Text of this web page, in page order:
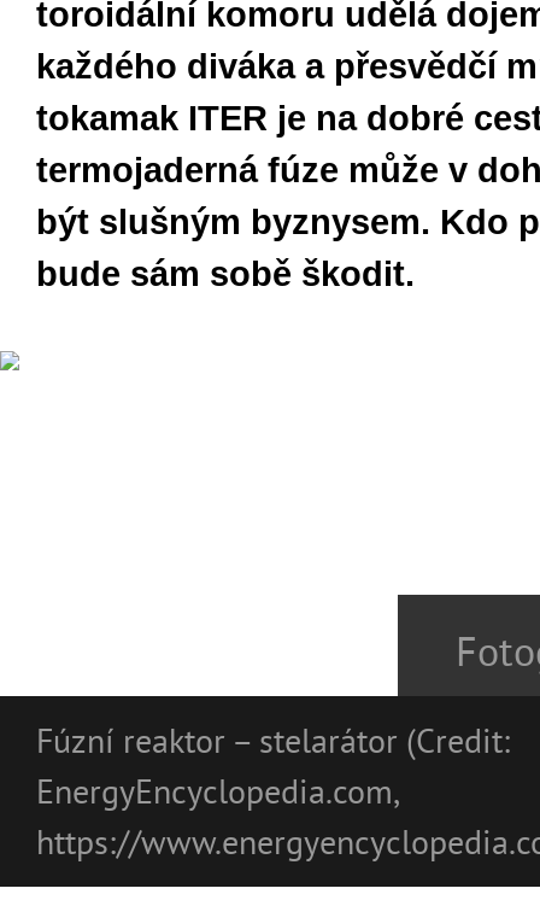
toroidální komoru udělá
každého diváka a přesvědčí
tokamak ITER je na dobré
termojaderná fúze může v
být slušným byznysem. Kdo
bude sám sobě škodit.
Fúzní reaktor – stelarátor (Credit:
EnergyEncyclopedia.com,
https://